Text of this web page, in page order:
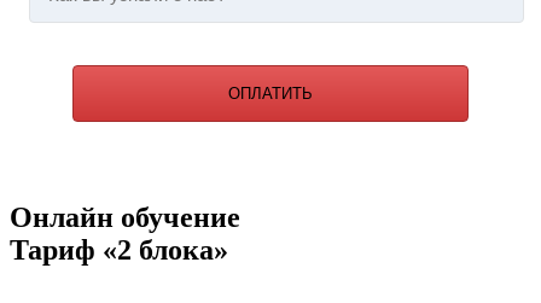
ОПЛАТИТЬ
Онлайн обучение
Тариф «2 блока»